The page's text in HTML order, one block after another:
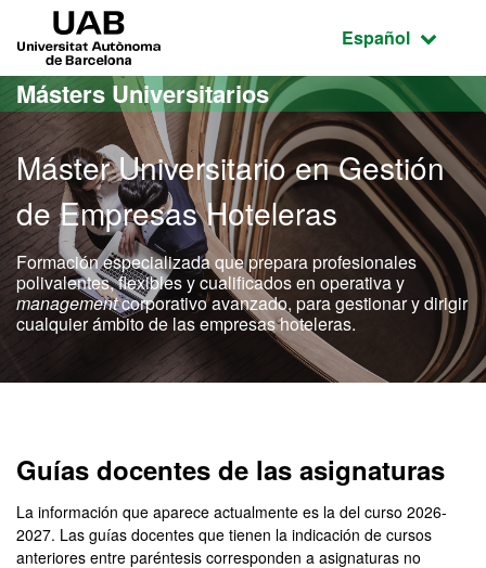
Acceso al contenido principal
Acceso a la navegación de la página
Idioma
Español
Másters Universitarios
Máster Universitario en Gestión
de Empresas Hoteleras
Formación especializada que prepara profesionales
polivalentes, flexibles y cualificados en operativa y
managementcorporativo avanzado, para gestionar y dirigir
cualquier ámbito de las empresas hoteleras.
Guías docentes de las asignaturas
La información que aparece actualmente es la del curso 2026-
2027. Las guías docentes que tienen la indicación de cursos
anteriores entre paréntesis corresponden a asignaturas no